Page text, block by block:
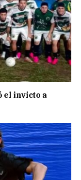
el invicto a